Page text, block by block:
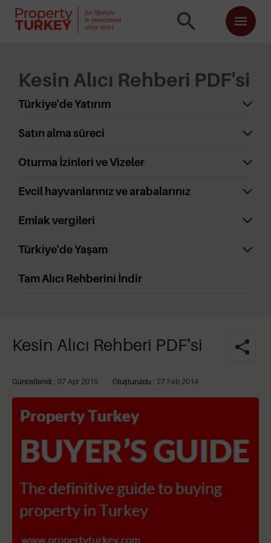
Kesin Alıcı Rehberi PDF'si
Türkiye'de Yatırım
Satın alma süreci
Oturma İzinleri ve Vizeler
Evcil hayvanlarınız ve arabalarınız
Emlak vergileri
Türkiye'de Yaşam
Tam Alıcı Rehberini İndir
Kesin Alıcı Rehberi PDF'si
Güncellendi : 07 Apr 2015 Oluşturuldu : 27 Feb 2014